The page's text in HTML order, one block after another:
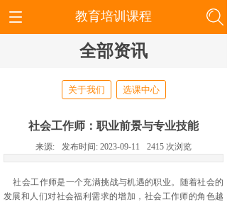
全部资讯
关于我们 选课中心
社会工作师：职业前景与专业技能
来源: 发布时间: 2023-09-11 2415 次浏览
社会工作师是一个充满挑战与机遇的职业。随着社会的
发展和人们对社会福利需求的增加，社会工作师的角色越
教育培训课程